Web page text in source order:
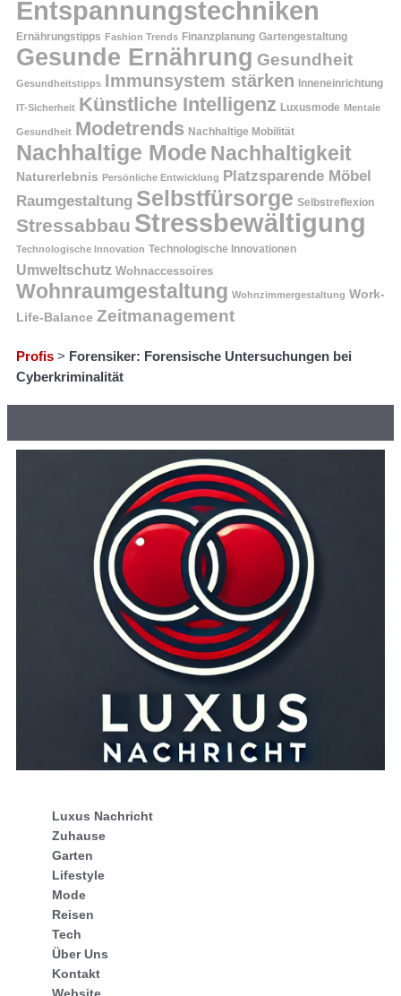
Entspannungstechniken
Ernährungstipps Fashion Trends Finanzplanung Gartengestaltung
Gesunde Ernährung Gesundheit
Gesundheitstipps Immunsystem stärken Inneneinrichtung
IT-Sicherheit Künstliche Intelligenz Luxusmode Mentale
Gesundheit Modetrends Nachhaltige Mobilität
Nachhaltige Mode Nachhaltigkeit
Naturerlebnis Persönliche Entwicklung Platzsparende Möbel
Raumgestaltung Selbstfürsorge Selbstreflexion
Stressabbau Stressbewältigung
Technologische Innovation Technologische Innovationen
Umweltschutz Wohnaccessoires
Wohnraumgestaltung Wohnzimmergestaltung Work-
Life-Balance Zeitmanagement
Profis > Forensiker: Forensische Untersuchungen bei
Cyberkriminalität
Luxus Nachricht
Zuhause
Garten
Lifestyle
Mode
Reisen
Tech
Über Uns
Kontakt